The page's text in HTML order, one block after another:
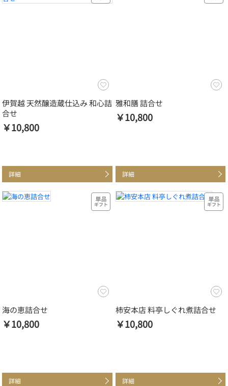
伊賀越 天然醸造蔵仕込み 和心詰
合せ
￥10,800
詳細
雅和膳 詰合せ
￥10,800
詳細
海の恵詰合せ
￥10,800
詳細
柿安本店 料亭しぐれ煮詰合せ
￥10,800
詳細